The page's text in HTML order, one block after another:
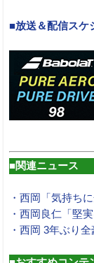
■放送＆配信スケ
■関連ニュース
・西岡「気持ち
・西岡良仁「堅
・西岡 3年ぶり